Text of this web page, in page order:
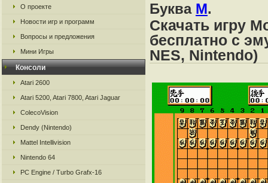
О проекте
Новости игр и программ
Вопросы и предложения
Мини Игры
Консоли
Atari 2600
Atari 5200, Atari 7800, Atari Jaguar
ColecoVision
Dendy (Nintendo)
Mattel Intellivision
Nintendo 64
PC Engine / Turbo Grafx-16
Буква M.
Скачать игру
бесплатно с
NES, Nintendo)